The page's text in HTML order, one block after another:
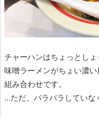
チャーハンはちょっとしょ
味噌ラーメンがちょい濃
組み合わせです。
…ただ、パラパラしていな